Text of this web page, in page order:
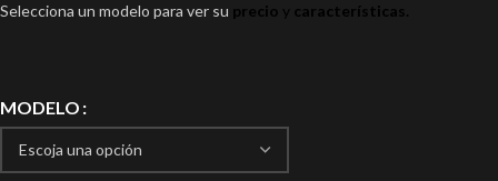
Selecciona un modelo para ver su precio y características.
MODELO